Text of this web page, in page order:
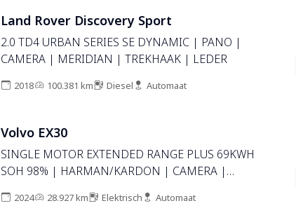
STOELVERWARMING | KEYLESS | LED | DAB |
Land Rover Discovery Sport
2.0 TD4 URBAN SERIES SE DYNAMIC | PANO |
CAMERA | MERIDIAN | TREKHAAK | LEDER
2018 100.381 km Diesel Automaat
Volvo EX30
SINGLE MOTOR EXTENDED RANGE PLUS 69KWH
SOH 98% | HARMAN/KARDON | CAMERA |
2024 28.927 km Elektrisch Automaat